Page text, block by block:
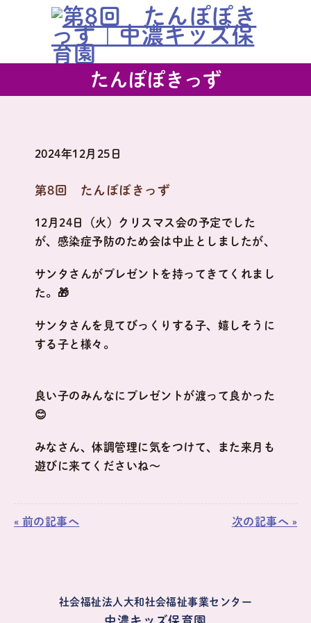
たんぽぽきっず
2024年12月25日
第8回 たんぽぽきっず
12月24日（火）クリスマス会の予定でした
が、感染症予防のため会は中止としましたが、
サンタさんがプレゼントを持ってきてくれまし
た。🎁
サンタさんを見てびっくりする子、嬉しそうに
する子と様々。
良い子のみんなにプレゼントが渡って良かった
😊
みなさん、体調管理に気をつけて、また来月も
遊びに来てくださいね～
« 前の記事へ 次の記事へ »
社会福祉法人大和社会福祉事業センター
中濃キッズ保育園